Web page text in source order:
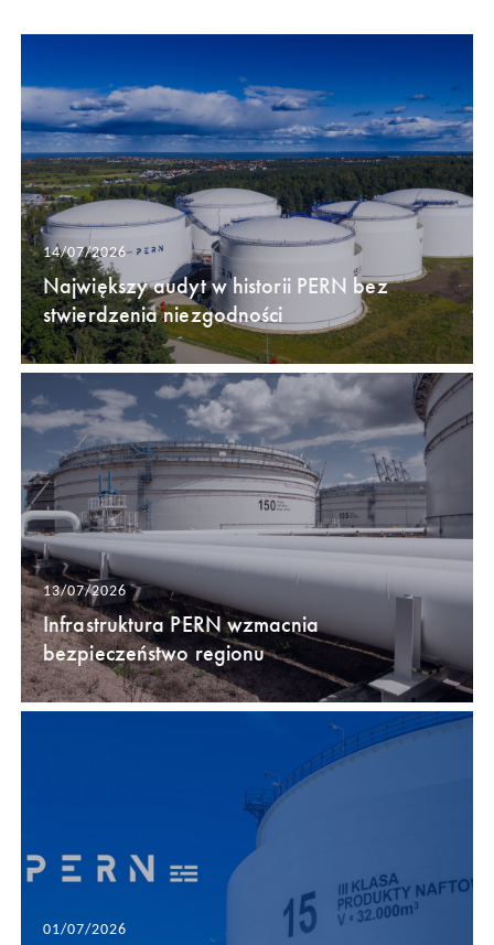
14/07/2026
Największy audyt w historii PERN bez
stwierdzenia niezgodności
13/07/2026
Infrastruktura PERN wzmacnia
bezpieczeństwo regionu
01/07/2026